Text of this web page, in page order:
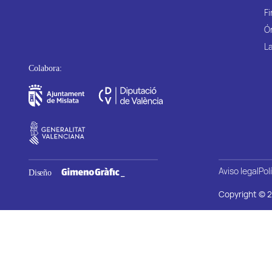
Aviso legal
Copyright ©